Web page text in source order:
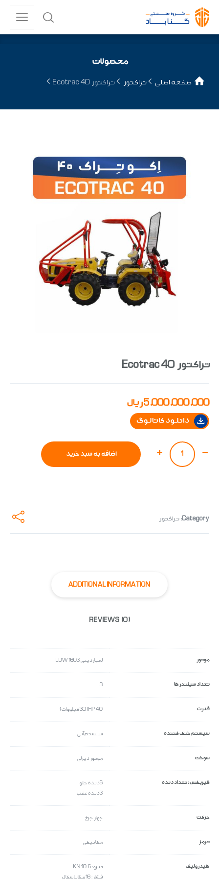
محصولات
صفحه اصلی تراکتور تراکتور Ecotrac 40
تراکتور Ecotrac 40
5,000,000,000ریال
تعداد اضافه به سبد خرید
Category: تراکتور
ADDITIONAL INFORMATION
REVIEWS (0)
موتور لمباردینی LDW 1603
تعداد سیلندرها 3
قدرت 40 HP (30 کیلووات)
سیستم خنک کننده سیستم آبی
سوخت موتور دیزلی
گیربکس : تعداد دنده
6 دنده جلو
3 دنده عقب
حرکت چهار چرخ
ترمز مکانیکی
هیدرولیک
نیرو: 10.6 KN